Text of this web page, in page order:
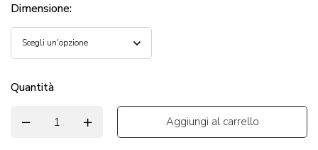
Dimensione:
Quantità
Aggiungi al carrello